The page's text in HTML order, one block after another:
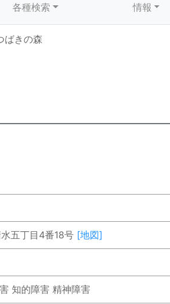
各種検索 情報
ばきの森
五丁目4番18号 [地図]
知的障害 精神障害